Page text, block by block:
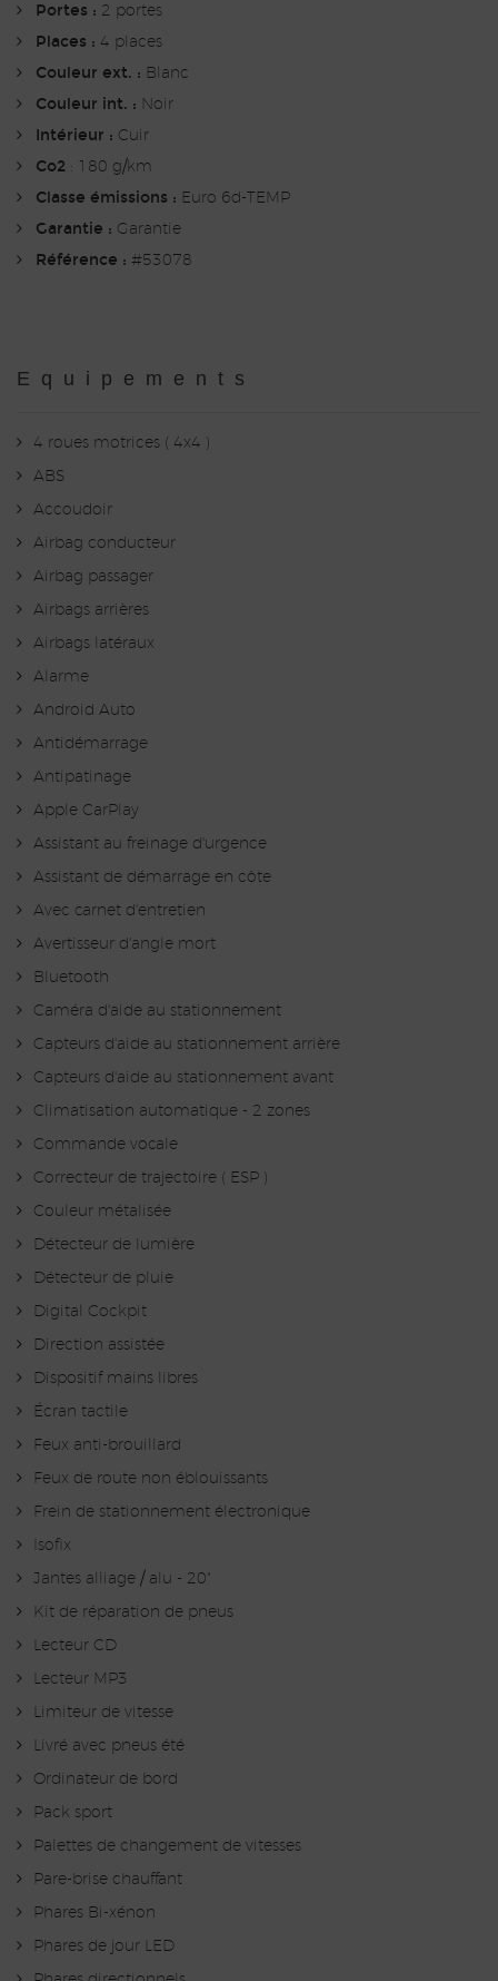
Portes : 2 portes
Places : 4 places
Couleur ext. : Blanc
Couleur int. : Noir
Intérieur : Cuir
Co2 : 180 g/km
Classe émissions : Euro 6d-TEMP
Garantie : Garantie
Référence : #53078
Equipements
4 roues motrices ( 4x4 )
ABS
Accoudoir
Airbag conducteur
Airbag passager
Airbags arrières
Airbags latéraux
Alarme
Android Auto
Antidémarrage
Antipatinage
Apple CarPlay
Assistant au freinage d'urgence
Assistant de démarrage en côte
Avec carnet d'entretien
Avertisseur d'angle mort
Bluetooth
Caméra d'aide au stationnement
Capteurs d'aide au stationnement arrière
Capteurs d'aide au stationnement avant
Climatisation automatique - 2 zones
Commande vocale
Correcteur de trajectoire ( ESP )
Couleur métalisée
Détecteur de lumière
Détecteur de pluie
Digital Cockpit
Direction assistée
Dispositif mains libres
Écran tactile
Feux anti-brouillard
Feux de route non éblouissants
Frein de stationnement électronique
Isofix
Jantes alliage / alu - 20"
Kit de réparation de pneus
Lecteur CD
Lecteur MP3
Limiteur de vitesse
Livré avec pneus été
Ordinateur de bord
Pack sport
Palettes de changement de vitesses
Pare-brise chauffant
Phares Bi-xénon
Phares de jour LED